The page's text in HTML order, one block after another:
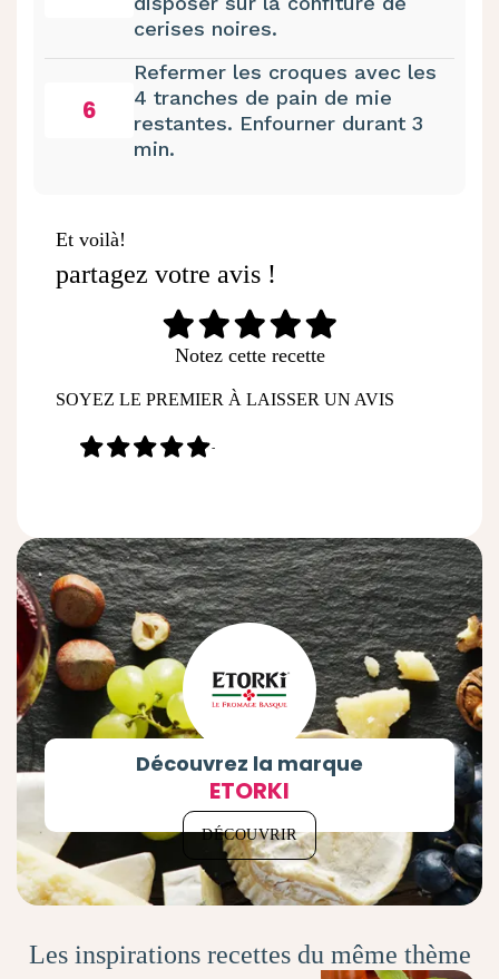
cerises noires.
6
Refermer les croques avec les
4 tranches de pain de mie
restantes. Enfourner durant 3
min.
Et voilà!
partagez votre avis !
Notez cette recette
SOYEZ LE PREMIER À LAISSER UN AVIS
-
Découvrez la marque
ETORKI
DÉCOUVRIR
Les inspirations recettes du même thème